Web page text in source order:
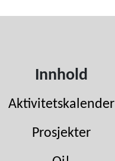
Innhold
Aktivitetskalender
Prosjekter